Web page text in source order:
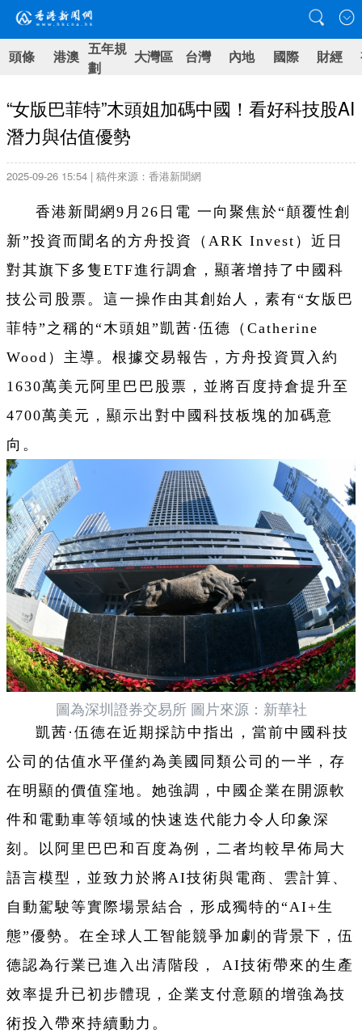
頭條 港澳 五年規
劃
大灣區 台灣 內地 國際 財經
“女版巴菲特”木頭姐加碼中國！看好科技股AI
潛力與估值優勢
2025-09-26 15:54 | 稿件來源：香港新聞網
香港新聞網9月26日電 一向聚焦於“顛覆性創
新”投資而聞名的方舟投資（ARK Invest）近日
對其旗下多隻ETF進行調倉，顯著增持了中國科
技公司股票。這一操作由其創始人，素有“女版巴
菲特”之稱的“木頭姐”凱茜·伍德（Catherine
Wood）主導。根據交易報告，方舟投資買入約
1630萬美元阿里巴巴股票，並將百度持倉提升至
4700萬美元，顯示出對中國科技板塊的加碼意
向。
圖為深圳證券交易所 圖片來源：新華社
凱茜·伍德在近期採訪中指出，當前中國科技
公司的估值水平僅約為美國同類公司的一半，存
在明顯的價值窪地。她強調，中國企業在開源軟
件和電動車等領域的快速迭代能力令人印象深
刻。以阿里巴巴和百度為例，二者均較早佈局大
語言模型，並致力於將AI技術與電商、雲計算、
自動駕駛等實際場景結合，形成獨特的“AI+生
態”優勢。在全球人工智能競爭加劇的背景下，伍
德認為行業已進入出清階段， AI技術帶來的生產
效率提升已初步體現，企業支付意願的增強為技
術投入帶來持續動力。